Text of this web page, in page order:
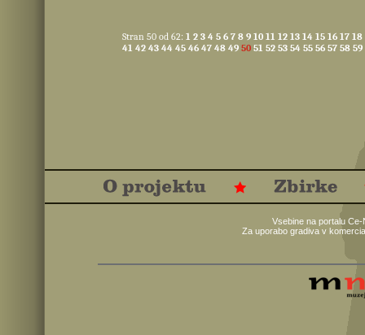
Stran 50 od 62: 1 2 3 4 5 6 7 8 9 10 11 12 13 14 15 16 17 18
41 42 43 44 45 46 47 48 49 50 51 52 53 54 55 56 57 58 59
Vsebine na portalu
Za uporabo gradiva v